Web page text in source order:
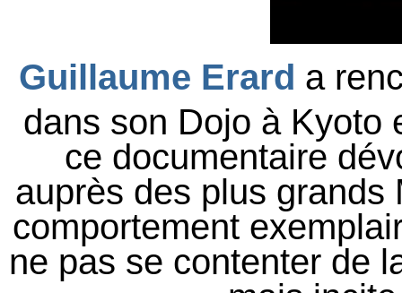
Guillaume Erard a
dans son Dojo à Kyoto
ce documentaire
auprès des plus
comportement
ne pas se contenter de